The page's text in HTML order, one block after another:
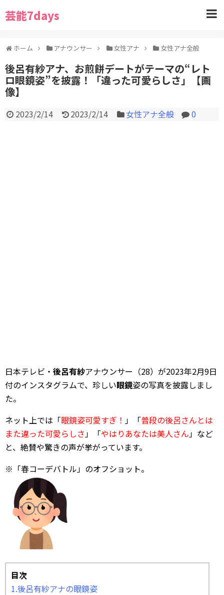
芸能7days
ホーム アナウンサー 女性アナ 女性アナ全般
後呂有紗アナ、お煎餅デートがテーマの“レト
ロ眼鏡姿”を披露！「違った可愛らしさ」【画
像】
2023/2/14 2023/2/14 女性アナ全般 0
日本テレビ・ 後呂有紗アナウンサー（28）が2023年2月9日
付のインスタグラムで、珍しい眼鏡姿の写真を披露しまし
た。
ネット上では「眼鏡姿可愛すぎ！ 」「普段の後呂さんとは
また違った可愛らしさ」「やはりあなたは美人さん」など
と、絶賛や驚きの声が挙がっています。
※「春コーデバトル」のオフショット。
目次
1.後呂有紗アナの眼鏡姿